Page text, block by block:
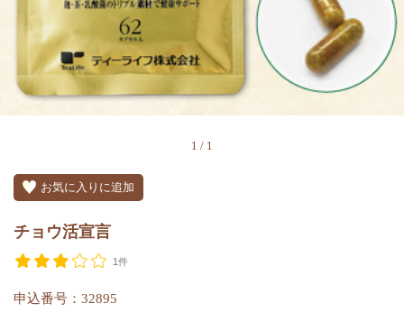
1 / 1
お気に入りに追加
チョウ活宣言
1件
申込番号：32895